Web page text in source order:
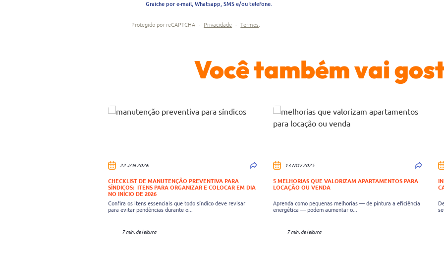
Graiche por e-mail, Whatsapp, SMS e/ou telefone.
Protegido por reCAPTCHA - Privacidade - Termos
Você também vai
22 JAN 2026
CHECKLIST DE MANUTENÇÃO PREVENTIVA PARA
SÍNDICOS: ITENS PARA ORGANIZAR E COLOCAR EM DIA
NO INÍCIO DE 2026
Confira os itens essenciais que todo síndico deve revisar
para evitar pendências durante o...
7 min. de leitura
13 NOV 2025
5 MELHORIAS QUE VALORIZAM APARTAMENTOS PARA
LOCAÇÃO OU VENDA
Aprenda como pequenas melhorias — de pintura a eficiência
energética — podem aumentar o...
7 min. de leitura